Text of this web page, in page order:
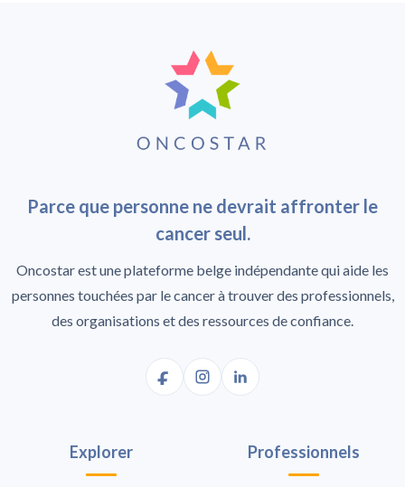
Parce que personne ne devrait affronter le
cancer seul.
Oncostar est une plateforme belge indépendante qui aide les
personnes touchées par le cancer à trouver des professionnels,
des organisations et des ressources de confiance.
Explorer Professionnels